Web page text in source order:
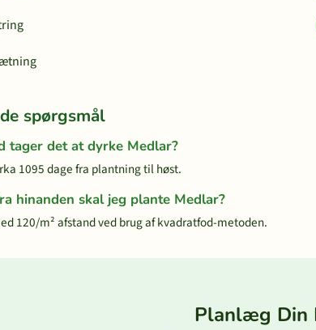
spørgsmål
tager det at dyrke Medlar?
1095 dage fra plantning til høst.
hinanden skal jeg plante Medlar?
120/m² afstand ved brug af kvadratfod-metoden.
Planlæg Din